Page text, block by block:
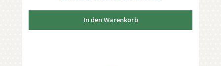
In den Warenkorb